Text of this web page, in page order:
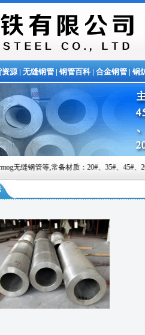
资源| 无缝钢管 | 钢管百科| 合金钢管 | 锅
缝钢管等,常备材质：20#、35#、45#